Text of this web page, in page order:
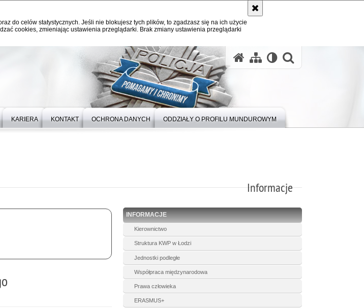
do celów statystycznych. Jeśli nie blokujesz tych plików, to zgadzasz się na ich użycie
cookies, zmieniając ustawienia przeglądarki. Brak zmiany ustawienia przeglądarki
KARIERA KONTAKT OCHRONA DANYCH ODDZIAŁY O PROFILU MUNDUROWYM
Informacje
INFORMACJE
Kierownictwo
Struktura KWP w Łodzi
Jednostki podległe
Współpraca międzynarodowa
Prawa człowieka
ERASMUS+